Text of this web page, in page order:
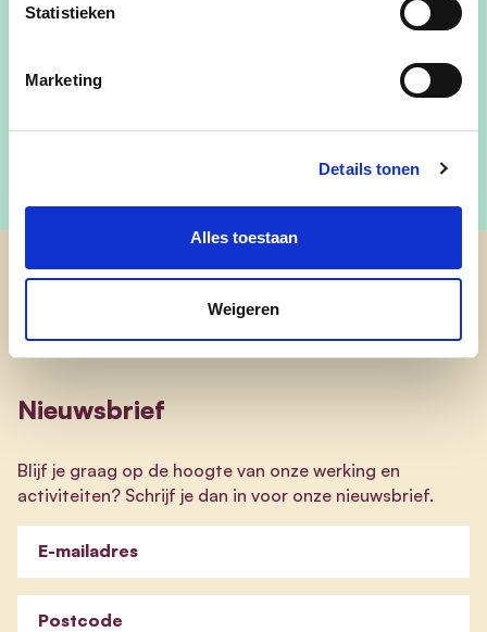
Statistieken
Marketing
Details tonen
Alles toestaan
Weigeren
cd&v Boortmeerbeek
Nieuwsbrief
Blijf je graag op de hoogte van onze werking en
activiteiten? Schrijf je dan in voor onze nieuwsbrief.
E-mailadres
Postcode